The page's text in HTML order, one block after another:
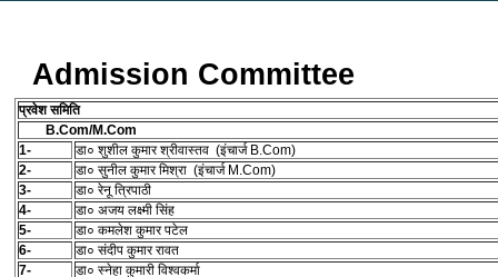
Admission Committee
प्रवेश समिति
B.Com/M.Com
1-
डा० शुशील कुमार श्रीवास्तव (इंचार्ज B.Com)
2-
डा० सुनील कुमार मिश्रा (इंचार्ज M.Com)
3-
डा० रेनू त्रिपाठी
4-
डा० अजय लक्ष्मी सिंह
5-
डा० कमलेश कुमार पटेल
6-
डा० संदीप कुमार रावत
7-
डा० स्नेहा कुमारी विश्वकर्मा